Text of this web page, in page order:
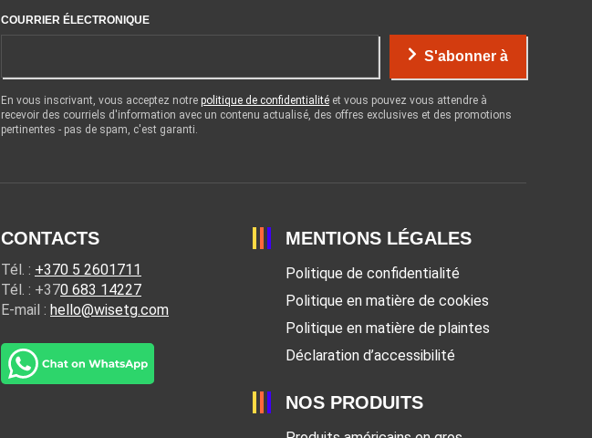
COURRIER ÉLECTRONIQUE
S'abonner à
En vous inscrivant, vous acceptez notre politique de confidentialité et vous pouvez vous attendre à
recevoir des courriels d'information avec un contenu actualisé, des offres exclusives et des promotions
pertinentes - pas de spam, c'est garanti.
CONTACTS
Tél. : +370 5 2601711
Tél. : +370 683 14227
E-mail : hello@wisetg.com
MENTIONS LÉGALES
Politique de confidentialité
Politique en matière de cookies
Politique en matière de plaintes
Déclaration d’accessibilité
NOS PRODUITS